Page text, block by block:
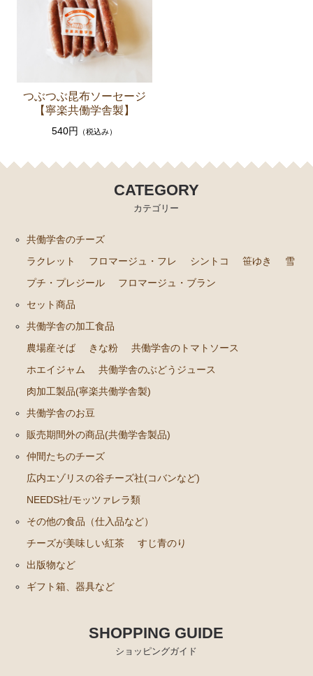
つぶつぶ昆布ソーセージ
【寧楽共働学舎製】
540円 （税込み）
CATEGORY
カテゴリー
共働学舎のチーズ
ラクレット
フロマージュ・フレ シントコ 笹ゆき
雪
プチ・プレジール
フロマージュ・ブラン
セット商品
共働学舎の加工食品
農場産そば
きな粉
共働学舎のトマトソース
ホエイジャム
共働学舎のぶどうジュース
肉加工製品(寧楽共働学舎製)
共働学舎のお豆
販売期間外の商品(共働学舎製品)
仲間たちのチーズ
広内エゾリスの谷チーズ社(コバンなど)
NEEDS社/モッツァレラ類
その他の食品（仕入品など）
チーズが美味しい紅茶
すじ青のり
出版物など
ギフト箱、器具など
SHOPPING GUIDE
ショッピングガイド